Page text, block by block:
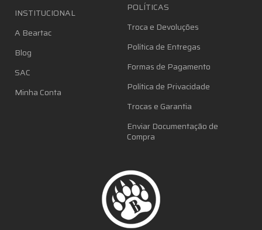
INSTITUCIONAL
A Beartac
Blog
SAC
Minha Conta
POLÍTICAS
Troca e Devoluções
Política de Entregas
Formas de Pagamento
Política de Privacidade
Trocas e Garantia
Enviar Documentação de
Compra